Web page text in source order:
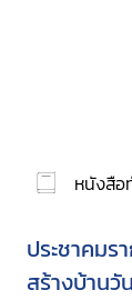
หนังสือ
ประชาคม
สร้างบ้าน